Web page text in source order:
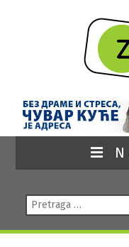
Pretraga: